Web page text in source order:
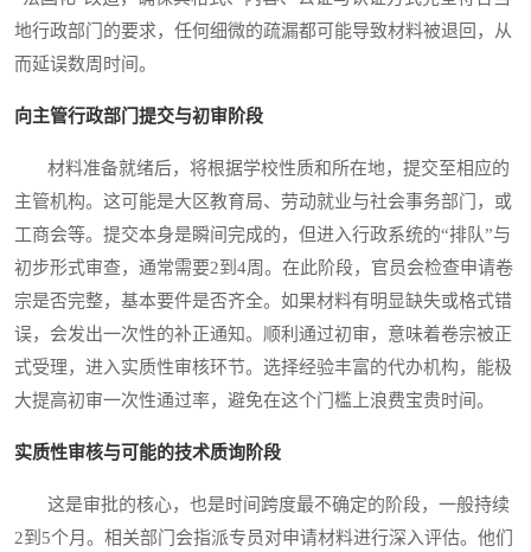
地行政部门的要求，任何细微的疏漏都可能导致材料被退回，从
而延误数周时间。
向主管行政部门提交与初审阶段
材料准备就绪后，将根据学校性质和所在地，提交至相应的
主管机构。这可能是大区教育局、劳动就业与社会事务部门，或
工商会等。提交本身是瞬间完成的，但进入行政系统的“排队”与
初步形式审查，通常需要2到4周。在此阶段，官员会检查申请卷
宗是否完整，基本要件是否齐全。如果材料有明显缺失或格式错
误，会发出一次性的补正通知。顺利通过初审，意味着卷宗被正
式受理，进入实质性审核环节。选择经验丰富的代办机构，能极
大提高初审一次性通过率，避免在这个门槛上浪费宝贵时间。
实质性审核与可能的技术质询阶段
这是审批的核心，也是时间跨度最不确定的阶段，一般持续
2到5个月。相关部门会指派专员对申请材料进行深入评估。他们